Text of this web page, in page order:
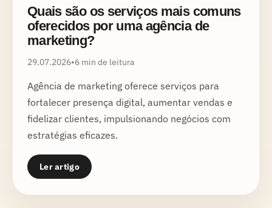
Quais são os serviços mais comuns
oferecidos por uma agência de
marketing?
29.07.2026•6 min de leitura
Agência de marketing oferece serviços para
fortalecer presença digital, aumentar vendas e
fidelizar clientes, impulsionando negócios com
estratégias eficazes.
Ler artigo